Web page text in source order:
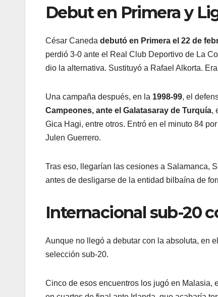
Debut en Primera y
César Caneda debutó en Primera el 22 de
perdió 3-0 ante el Real Club Deportivo de La
dio la alternativa. Sustituyó a Rafael Alkorta.
Una campaña después, en la 1998-99, el
Campeones, ante el Galatasaray de Turquía,
Gica Hagi, entre otros. Entró en el minuto 84
Julen Guerrero.
Tras eso, llegarían las cesiones a Salamanca,
antes de desligarse de la entidad bilbaína de
Internacional sub-20
Aunque no llegó a debutar con la absoluta, en
selección sub-20.
Cinco de esos encuentros los jugó en